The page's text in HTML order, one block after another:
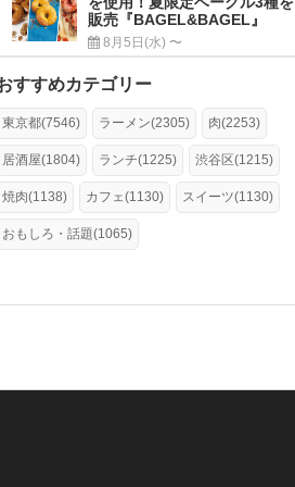
販売『BAGEL&BAGEL』
8月5日(水) 〜
すすめカテゴリー
東京都(7546) ラーメン(2305) 肉(2253)
居酒屋(1804) ランチ(1225) 渋谷区(1215)
焼肉(1138) カフェ(1130) スイーツ(1130)
おもしろ・話題(1065)